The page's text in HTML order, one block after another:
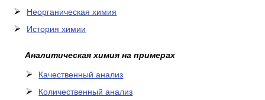
Неорганическая химия
История химии
Аналитическая химия на примерах
Качественный анализ
Количественный анализ